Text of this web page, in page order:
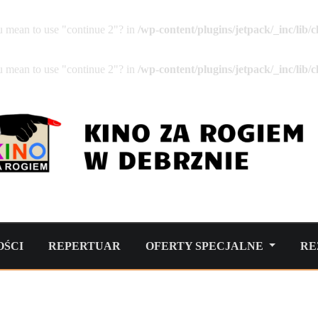
to use "continue 2"? in /wp-content/plugins/jetpack/_inc/lib/
to use "continue 2"? in /wp-content/plugins/jetpack/_inc/lib/
REPERTUAR OFERTY SPECJALNE